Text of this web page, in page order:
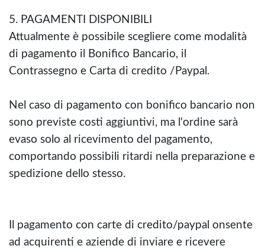
5. PAGAMENTI DISPONIBILI
Attualmente è possibile scegliere come modalità
di pagamento il Bonifico Bancario, il
Contrassegno e Carta di credito /Paypal.
Nel caso di pagamento con bonifico bancario non
sono previste costi aggiuntivi, ma l'ordine sarà
evaso solo al ricevimento del pagamento,
comportando possibili ritardi nella preparazione e
spedizione dello stesso.
Il pagamento con carte di credito/paypal onsente
ad acquirenti e aziende di inviare e ricevere